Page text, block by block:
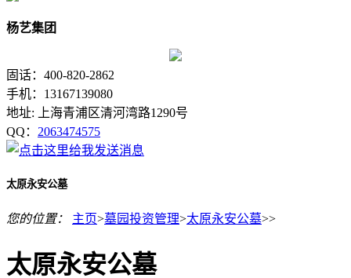
杨艺集团
固话：400-820-2862
手机：13167139080
地址: 上海青浦区清河湾路1290号
QQ： 2063474575
太原永安公墓
您的位置： 主页>墓园投资管理>太原永安公墓>>
太原永安公墓